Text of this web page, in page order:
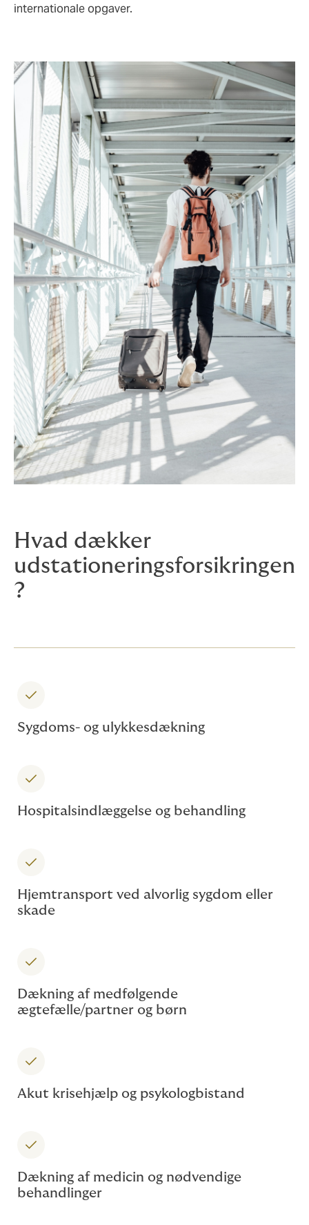
internationale opgaver.
Hvad dækker
udstationeringsforsikringen
?
Sygdoms- og ulykkesdækning
Hospitalsindlæggelse og behandling
Hjemtransport ved alvorlig sygdom eller
skade
Dækning af medfølgende
ægtefælle/partner og børn
Akut krisehjælp og psykologbistand
Dækning af medicin og nødvendige
behandlinger